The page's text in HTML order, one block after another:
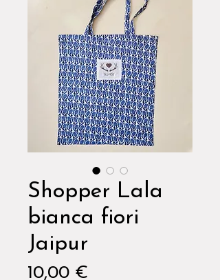
Shopper Lala
bianca fiori
Jaipur
10,00 €